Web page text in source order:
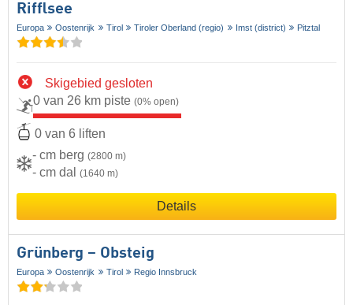
Rifflsee
Europa Oostenrijk Tirol Tiroler Oberland (regio) Imst (district) Pitztal
Skigebied gesloten
0 van 26 km piste (0% open)
0 van 6 liften
- cm berg (2800 m)
- cm dal (1640 m)
Details
Grünberg – Obsteig
Europa Oostenrijk Tirol Regio Innsbruck